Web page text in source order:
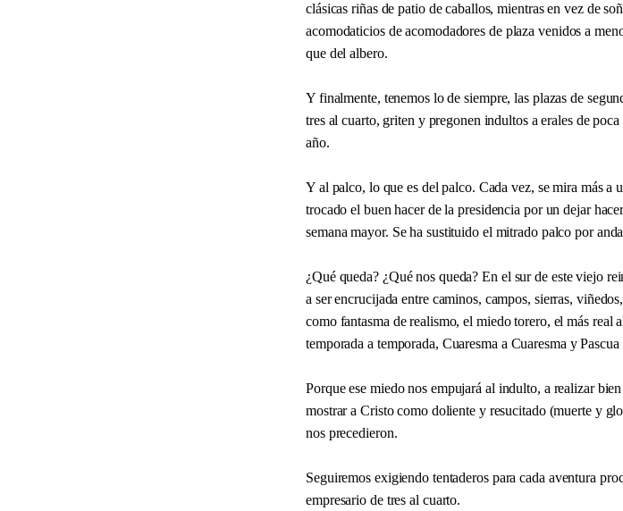
clásicas riñas de patio de caballos, mientras en vez de
acomodaticios de acomodadores de plaza venidos a
que del albero.
Y finalmente, tenemos lo de siempre, las plazas de
tres al cuarto, griten y pregonen indultos a erales de
año.
Y al palco, lo que es del palco. Cada vez, se mira más a
trocado el buen hacer de la presidencia por un dejar
semana mayor. Se ha sustituido el mitrado palco por
¿Qué queda? ¿Qué nos queda? En el sur de este viejo
a ser encrucijada entre caminos, campos, sierras,
como fantasma de realismo, el miedo torero, el más real
temporada a temporada, Cuaresma a Cuaresma y Pascua
Porque ese miedo nos empujará al indulto, a realizar
mostrar a Cristo como doliente y resucitado (muerte y
nos precedieron.
Seguiremos exigiendo tentaderos para cada aventura
empresario de tres al cuarto.